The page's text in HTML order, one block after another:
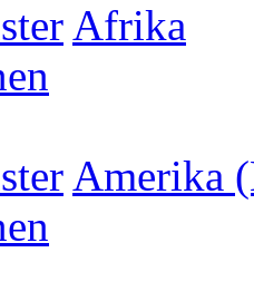
Afrika
Amerika